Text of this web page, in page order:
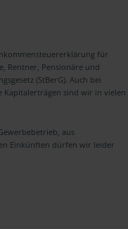
für
Rentner, Pensionäre und
(StBerG). Auch bei
Kapitalerträgen sind wir in vielen
aus
Einkünften dürfen wir leider